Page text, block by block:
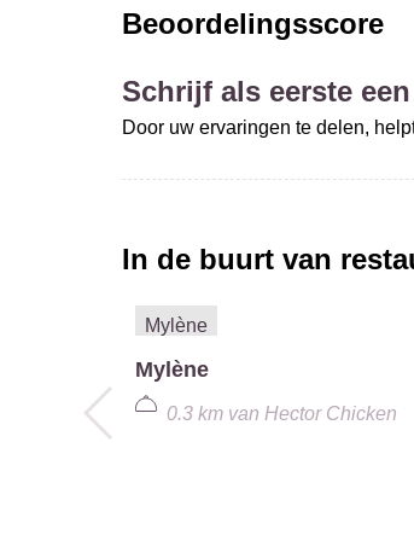
Beoordelingsscore
Schrijf als eerste
Door uw ervaringen te delen,
In de buurt van
Mylène
0.3 kmvan Hector Chicken